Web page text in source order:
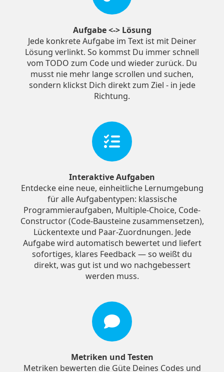
Aufgabe <-> Lösung
Jede konkrete Aufgabe im Text ist mit Deiner
Lösung verlinkt. So kommst Du immer schnell
vom TODO zum Code und wieder zurück. Du
musst nie mehr lange scrollen und suchen,
sondern klickst Dich direkt zum Ziel - in jede
Richtung.
Interaktive Aufgaben
Entdecke eine neue, einheitliche Lernumgebung
für alle Aufgabentypen: klassische
Programmieraufgaben, Multiple-Choice, Code-
Constructor (Code-Bausteine zusammensetzen),
Lückentexte und Paar-Zuordnungen. Jede
Aufgabe wird automatisch bewertet und liefert
sofortiges, klares Feedback — so weißt du
direkt, was gut ist und wo nachgebessert
werden muss.
Metriken und Testen
Metriken bewerten die Güte Deines Codes und